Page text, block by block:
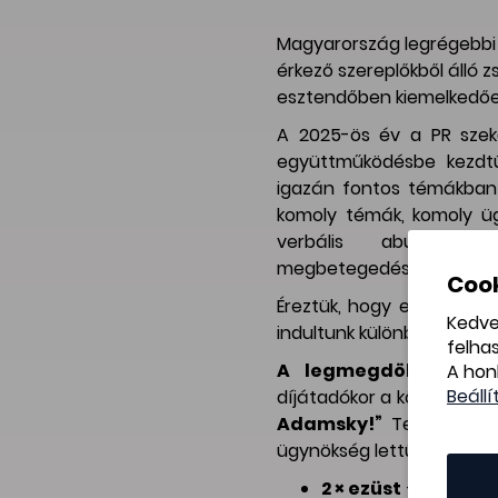
Magyarország
érkező szereplőkből álló
esztendőben
A 2025-ös év a PR
együttműködésbe
igazán fontos
komoly témák, komoly
verbális abúzus,
megbetegedések, ritka
Éreztük, hogy ebben
indultunk különböző
A
díjátadókor a következő
Adamsky!” Tessék?
ügynökség lettünk,
2 × ezüst – FOCUS
A